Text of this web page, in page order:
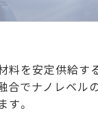
を安定供給す
でナノレベル
。